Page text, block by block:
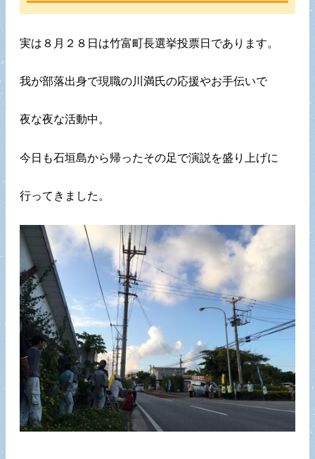
実は８月２８日は竹富町長選挙投票日であります。
我が部落出身で現職の川満氏の応援やお手伝いで
夜な夜な活動中。
今日も石垣島から帰ったその足で演説を盛り上げに
行ってきました。